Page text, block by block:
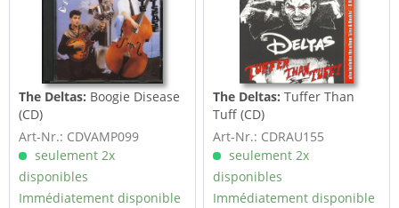
The Deltas: Boogie Disease
(CD)
Art-Nr.: CDVAMP099
seulement 2x
disponibles
Immédiatement disponible
The Deltas:Tuffer Than
Tuff (CD)
Art-Nr.: CDRAU155
seulement 2x
disponibles
Immédiatement disponible